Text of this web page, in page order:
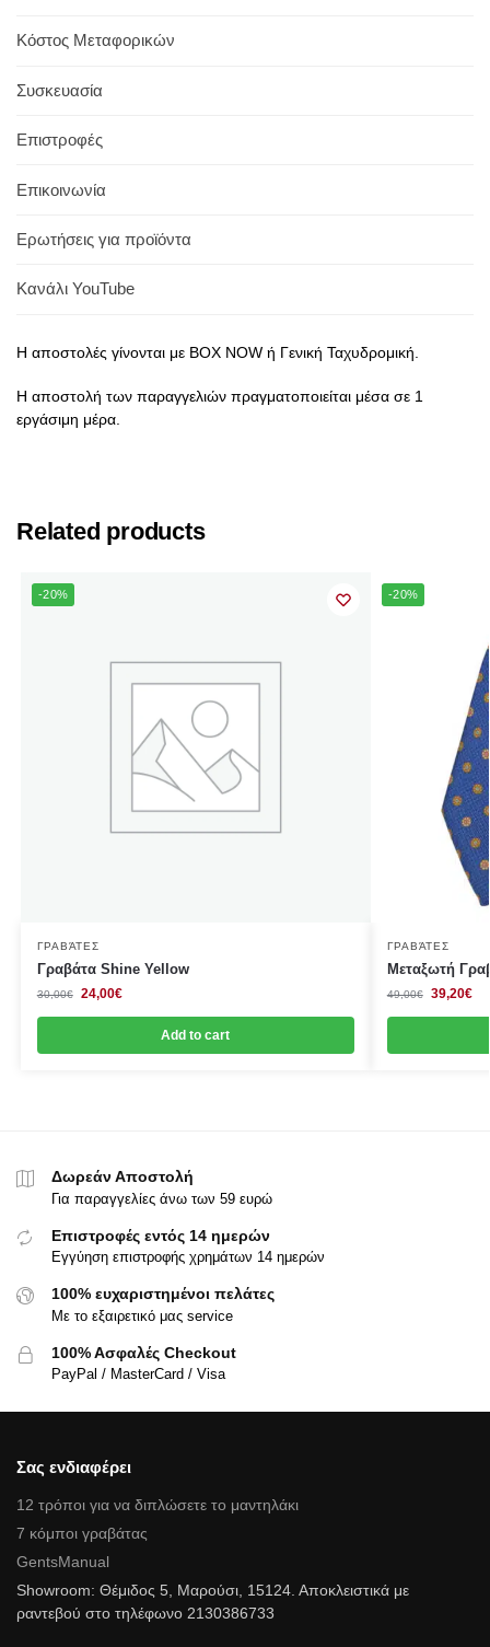
Κόστος Μεταφορικών
Συσκευασία
Επιστροφές
Επικοινωνία
Ερωτήσεις για προϊόντα
Κανάλι YouTube
Η αποστολές γίνονται με BOX NOW ή Γενική Ταχυδρομική.
Η αποστολή των παραγγελιών πραγματοποιείται μέσα σε 1
εργάσιμη μέρα.
Related products
-20%
ΓΡΑΒΆΤΕΣ
Γραβάτα Shine Yellow
30,00€ 24,00€
Add to cart
-20%
ΓΡΑΒΆΤΕΣ
Μεταξωτή
49,00€ 39,20€
Δωρεάν Αποστολή
Για παραγγελίες άνω των 59 ευρώ
Επιστροφές εντός 14 ημερών
Εγγύηση επιστροφής χρημάτων 14 ημερών
100% ευχαριστημένοι πελάτες
Με το εξαιρετικό μας service
100% Ασφαλές Checkout
PayPal / MasterCard / Visa
Σας ενδιαφέρει
12 τρόποι για να διπλώσετε το μαντηλάκι
7 κόμποι γραβάτας
GentsManual
Showroom: Θέμιδος 5, Μαρούσι, 15124. Αποκλειστικά με
ραντεβού στο τηλέφωνο 2130386733